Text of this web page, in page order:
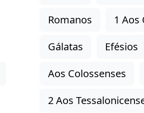
Romanos
1 Aos
Gálatas
Efésios
Aos Colossenses
2 Aos